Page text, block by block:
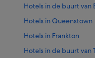
Hotels in de buurt
Hotels in Queenstown
Hotels in Frankton
Hotels in de buurt van